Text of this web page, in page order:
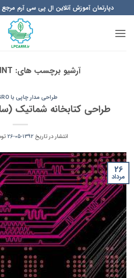
to
content
دپارتمان آموزش آنلاین ال پی سی آرم
آرشیو برچسب های:
طراحی مدار چاپی با ALLEGRO
طراحی کتابخانه شماتیک
انتشار در تاریخ1392-05-26
26
مرداد